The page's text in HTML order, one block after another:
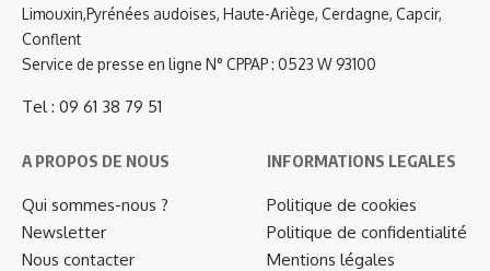
Limouxin,Pyrénées audoises, Haute-Ariège, Cerdagne, Capcir,
Conflent
Service de presse en ligne N° CPPAP : 0523 W 93100
Tel : 09 61 38 79 51
A PROPOS DE NOUS
Qui sommes-nous ?
Newsletter
Nous contacter
INFORMATIONS LEGALES
Politique de cookies
Politique de confidentialité
Mentions légales